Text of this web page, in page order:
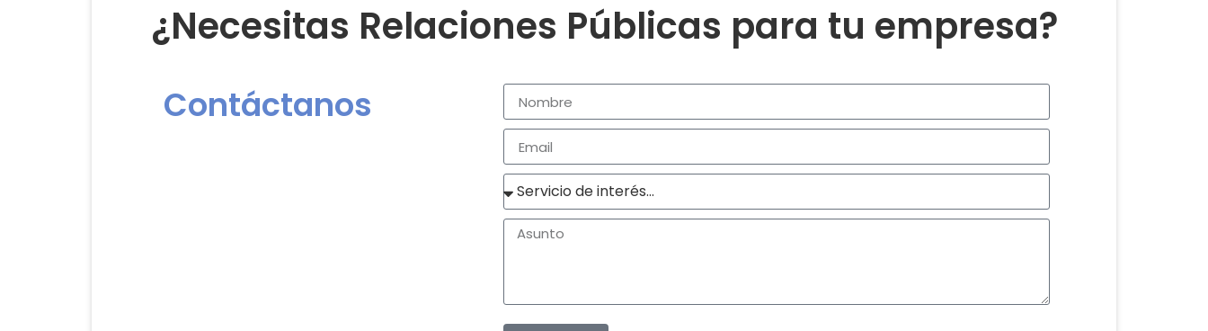
¿Necesitas Relaciones Públicas para tu empresa?
Contáctanos